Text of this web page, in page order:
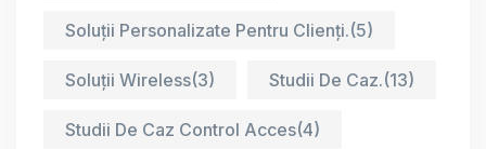
Soluții Personalizate Pentru Clienți.(5)
Soluții Wireless(3) Studii De Caz.(13)
Studii De Caz Control Acces(4)